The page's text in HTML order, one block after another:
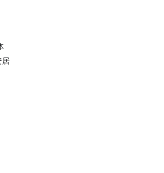
居